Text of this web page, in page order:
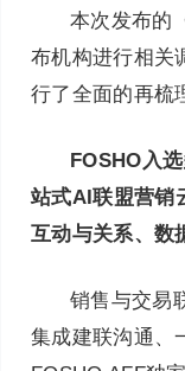
本次发布的
布机构进行相关
行了全面的再梳
FOSHO入
站式AI联盟营销
互动与关系、数
销售与交易
集成建联沟通、